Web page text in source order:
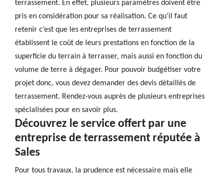
terrassement. En effet, plusieurs paramètres doivent être
pris en considération pour sa réalisation. Ce qu’il faut
retenir c’est que les entreprises de terrassement
établissent le coût de leurs prestations en fonction de la
superficie du terrain à terrasser, mais aussi en fonction du
volume de terre à dégager. Pour pouvoir budgétiser votre
projet donc, vous devez demander des devis détaillés de
terrassement. Rendez-vous auprès de plusieurs entreprises
spécialisées pour en savoir plus.
Découvrez le service offert par une
entreprise de terrassement réputée à
Sales
Pour tous travaux, la prudence est nécessaire mais elle